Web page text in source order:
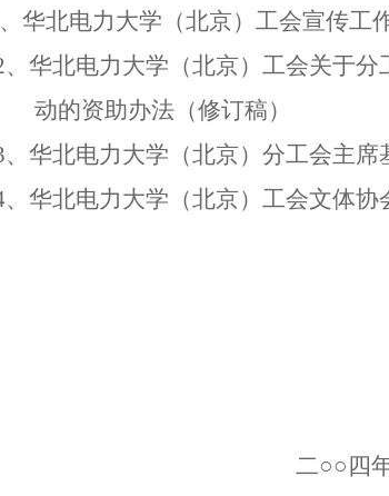
、华北电力大学（北京）工会宣传工
、华北电力大学（北京）工会关于
动的资助办法（修订稿）
、华北电力大学（北京）分工会主席
、华北电力大学（北京）工会文体协
二○○四